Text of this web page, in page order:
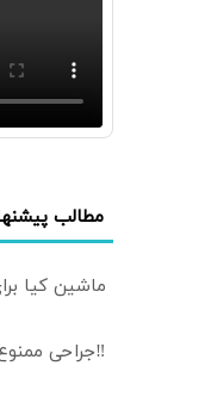
مطالب
ماشین کیا
‼️جراحی